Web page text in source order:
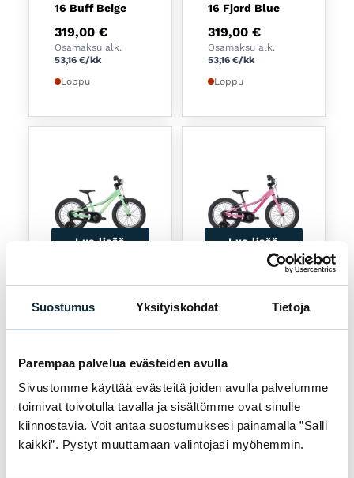
Suostumus Yksityiskohdat Tietoja
Parempaa palvelua evästeiden avulla
Sivustomme käyttää evästeitä joiden avulla palvelumme
toimivat toivotulla tavalla ja sisältömme ovat sinulle
kiinnostavia. Voit antaa suostumuksesi painamalla ”Salli
kaikki”. Pystyt muuttamaan valintojasi myöhemmin.
16 Buff Beige
319,00 €
Osamaksu alk.
53,16 €/kk
Loppu
16 Fjord Blue
319,00 €
Osamaksu alk.
53,16 €/kk
Loppu
Lue lisää
TREK
16 Green Flash
319,00
Osamaksu alk.
53,16€/kk
Loppu
Lue lisää
TREK
16 Pink Frosting
319,00
53,16€/kk
Loppu